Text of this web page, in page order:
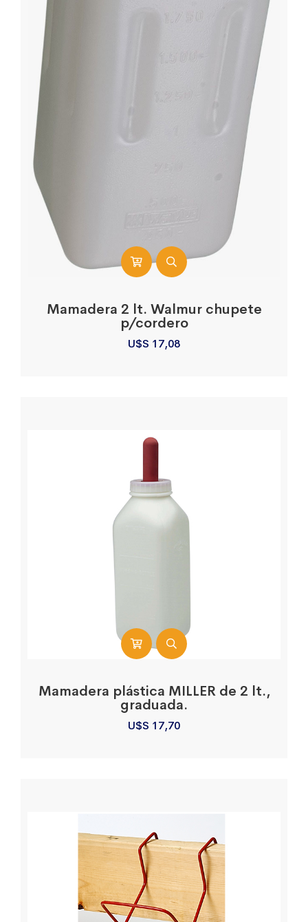
Mamadera 2 lt. Walmur chupete
p/cordero
U$S 17,08
Mamadera plástica MILLER de 2 lt.,
graduada.
U$S 17,70